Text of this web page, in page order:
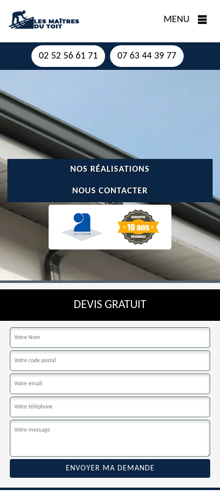
MENU
02 52 56 61 71 07 63 44 39 77
NOS RÉALISATIONS
NOUS CONTACTER
DEVIS GRATUIT